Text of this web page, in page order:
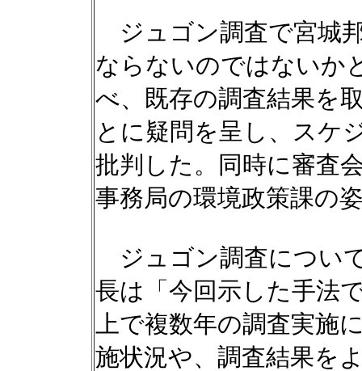
ジュゴン調査で宮城
ならないのではないか
べ、既存の調査結果を
とに疑問を呈し、スケ
批判した。同時に審査
事務局の環境政策課の
ジュゴン調査につい
長は「今回示した手法
上で複数年の調査実施
施状況や、調査結果を